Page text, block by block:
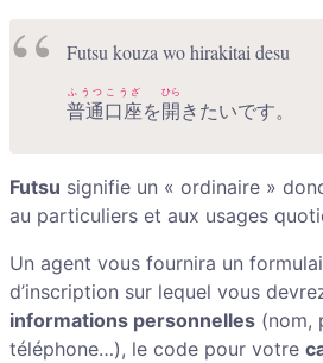
Futsu kouza wo hirakitai desu
普通
ふうつ
口座
こうざ
を開
ひら
きたいです。
Futsu signifie un « ordinaire »
au particuliers et aux usages
Un agent vous fournira un
d’inscription sur lequel vous
informations personnelles (nom,
téléphone…), le code pour votre